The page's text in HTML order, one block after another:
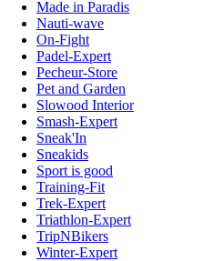
Made in Paradis
Nauti-wave
On-Fight
Padel-Expert
Pecheur-Store
Pet and Garden
Slowood Interior
Smash-Expert
Sneak'In
Sneakids
Sport is good
Training-Fit
Trek-Expert
Triathlon-Expert
TripNBikers
Winter-Expert